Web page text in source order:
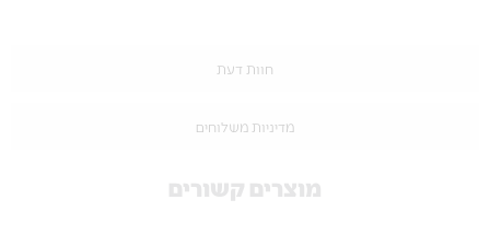
חוות דעת
מדיניות משלוחים
מוצרים קשורים